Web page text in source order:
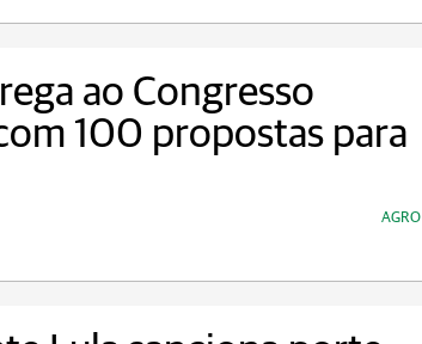
ao Congresso
100 propostas para
AGRO